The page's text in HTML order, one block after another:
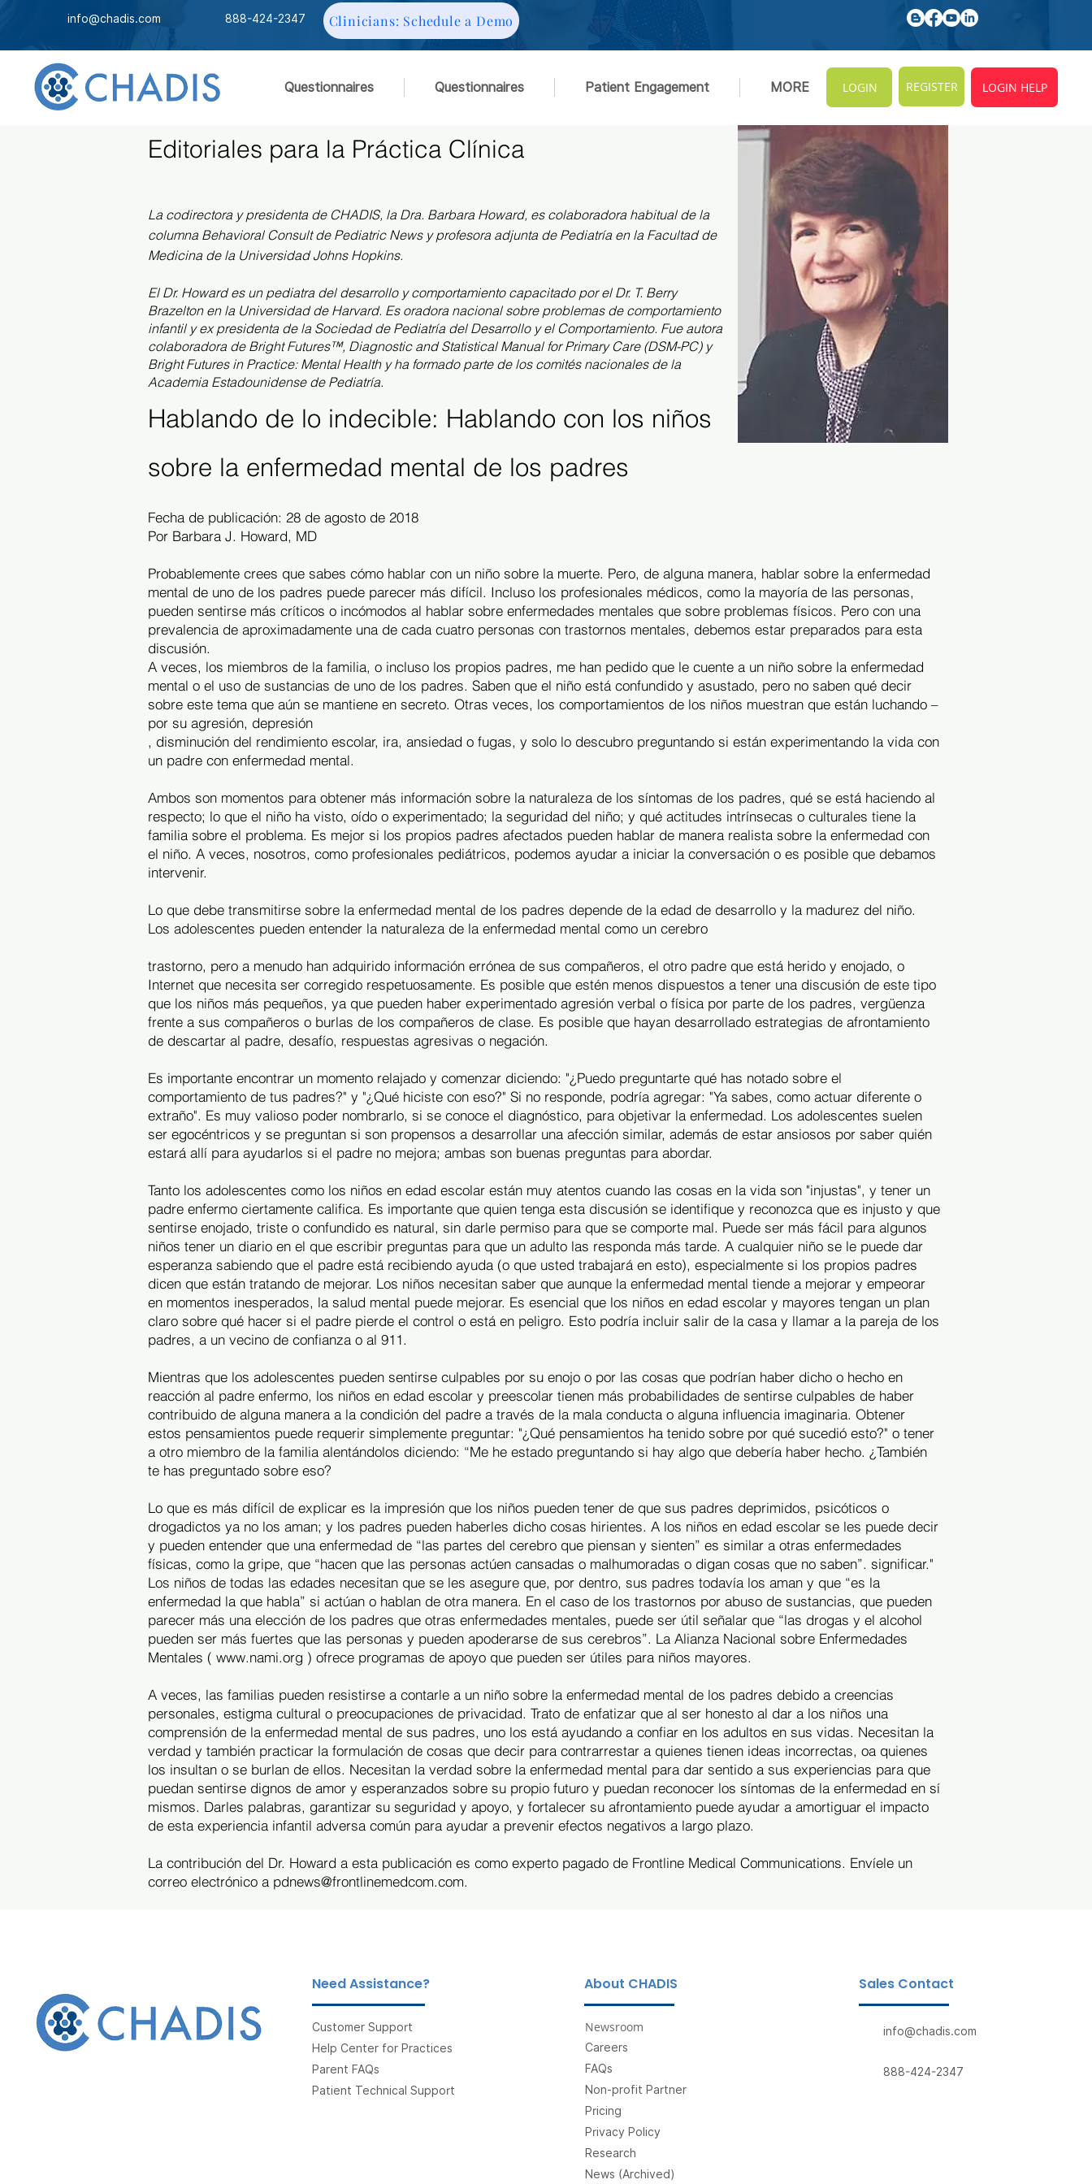
info@chadis.com 888-424-2347 Clinicians: Schedule a Demo
Questionnaires Questionnaires Patient Engagement MORE LOGIN REGISTER LOGIN HELP
Editoriales para la Práctica Clínica
La codirectora y presidenta de CHADIS, la Dra. Barbara Howard, es colaboradora habitual de la
columna Behavioral Consult de Pediatric News y profesora adjunta de Pediatría en la Facultad de
Medicina de la Universidad Johns Hopkins.
El Dr. Howard es un pediatra del desarrollo y comportamiento capacitado por el Dr. T. Berry
Brazelton en la Universidad de Harvard. Es oradora nacional sobre problemas de comportamiento
infantil y ex presidenta de la Sociedad de Pediatría del Desarrollo y el Comportamiento. Fue autora
colaboradora de Bright Futures™, Diagnostic and Statistical Manual for Primary Care (DSM-PC) y
Bright Futures in Practice: Mental Health y ha formado parte de los comités nacionales de la
Academia Estadounidense de Pediatría.
Hablando de lo indecible: Hablando con los niños
sobre la enfermedad mental de los padres
Fecha de publicación: 28 de agosto de 2018
Por Barbara J. Howard, MD
Probablemente crees que sabes cómo hablar con un niño sobre la muerte. Pero, de alguna manera, hablar sobre la enfermedad
mental de uno de los padres puede parecer más difícil. Incluso los profesionales médicos, como la mayoría de las personas,
pueden sentirse más críticos o incómodos al hablar sobre enfermedades mentales que sobre problemas físicos. Pero con una
prevalencia de aproximadamente una de cada cuatro personas con trastornos mentales, debemos estar preparados para esta
discusión.
A veces, los miembros de la familia, o incluso los propios padres, me han pedido que le cuente a un niño sobre la enfermedad
mental o el uso de sustancias de uno de los padres. Saben que el niño está confundido y asustado, pero no saben qué decir
sobre este tema que aún se mantiene en secreto. Otras veces, los comportamientos de los niños muestran que están luchando –
por su agresión, depresión
, disminución del rendimiento escolar, ira, ansiedad o fugas, y solo lo descubro preguntando si están experimentando la vida con
un padre con enfermedad mental.
Ambos son momentos para obtener más información sobre la naturaleza de los síntomas de los padres, qué se está haciendo al
respecto; lo que el niño ha visto, oído o experimentado; la seguridad del niño; y qué actitudes intrínsecas o culturales tiene la
familia sobre el problema. Es mejor si los propios padres afectados pueden hablar de manera realista sobre la enfermedad con
el niño. A veces, nosotros, como profesionales pediátricos, podemos ayudar a iniciar la conversación o es posible que debamos
intervenir.
Lo que debe transmitirse sobre la enfermedad mental de los padres depende de la edad de desarrollo y la madurez del niño.
Los adolescentes pueden entender la naturaleza de la enfermedad mental como un cerebro
trastorno, pero a menudo han adquirido información errónea de sus compañeros, el otro padre que está herido y enojado, o
Internet que necesita ser corregido respetuosamente. Es posible que estén menos dispuestos a tener una discusión de este tipo
que los niños más pequeños, ya que pueden haber experimentado agresión verbal o física por parte de los padres, vergüenza
frente a sus compañeros o burlas de los compañeros de clase. Es posible que hayan desarrollado estrategias de afrontamiento
de descartar al padre, desafío, respuestas agresivas o negación.
Es importante encontrar un momento relajado y comenzar diciendo: "¿Puedo preguntarte qué has notado sobre el
comportamiento de tus padres?" y "¿Qué hiciste con eso?" Si no responde, podría agregar: "Ya sabes, como actuar diferente o
extraño". Es muy valioso poder nombrarlo, si se conoce el diagnóstico, para objetivar la enfermedad. Los adolescentes suelen
ser egocéntricos y se preguntan si son propensos a desarrollar una afección similar, además de estar ansiosos por saber quién
estará allí para ayudarlos si el padre no mejora; ambas son buenas preguntas para abordar.
Tanto los adolescentes como los niños en edad escolar están muy atentos cuando las cosas en la vida son "injustas", y tener un
padre enfermo ciertamente califica. Es importante que quien tenga esta discusión se identifique y reconozca que es injusto y que
sentirse enojado, triste o confundido es natural, sin darle permiso para que se comporte mal. Puede ser más fácil para algunos
niños tener un diario en el que escribir preguntas para que un adulto las responda más tarde. A cualquier niño se le puede dar
esperanza sabiendo que el padre está recibiendo ayuda (o que usted trabajará en esto), especialmente si los propios padres
dicen que están tratando de mejorar. Los niños necesitan saber que aunque la enfermedad mental tiende a mejorar y empeorar
en momentos inesperados, la salud mental puede mejorar. Es esencial que los niños en edad escolar y mayores tengan un plan
claro sobre qué hacer si el padre pierde el control o está en peligro. Esto podría incluir salir de la casa y llamar a la pareja de los
padres, a un vecino de confianza o al 911.
Mientras que los adolescentes pueden sentirse culpables por su enojo o por las cosas que podrían haber dicho o hecho en
reacción al padre enfermo, los niños en edad escolar y preescolar tienen más probabilidades de sentirse culpables de haber
contribuido de alguna manera a la condición del padre a través de la mala conducta o alguna influencia imaginaria. Obtener
estos pensamientos puede requerir simplemente preguntar: "¿Qué pensamientos ha tenido sobre por qué sucedió esto?" o tener
a otro miembro de la familia alentándolos diciendo: “Me he estado preguntando si hay algo que debería haber hecho. ¿También
te has preguntado sobre eso?
Lo que es más difícil de explicar es la impresión que los niños pueden tener de que sus padres deprimidos, psicóticos o
drogadictos ya no los aman; y los padres pueden haberles dicho cosas hirientes. A los niños en edad escolar se les puede decir
y pueden entender que una enfermedad de “las partes del cerebro que piensan y sienten” es similar a otras enfermedades
físicas, como la gripe, que “hacen que las personas actúen cansadas o malhumoradas o digan cosas que no saben”. significar."
Los niños de todas las edades necesitan que se les asegure que, por dentro, sus padres todavía los aman y que “es la
enfermedad la que habla” si actúan o hablan de otra manera. En el caso de los trastornos por abuso de sustancias, que pueden
parecer más una elección de los padres que otras enfermedades mentales, puede ser útil señalar que “las drogas y el alcohol
pueden ser más fuertes que las personas y pueden apoderarse de sus cerebros”. La Alianza Nacional sobre Enfermedades
Mentales ( www.nami.org ) ofrece programas de apoyo que pueden ser útiles para niños mayores.
A veces, las familias pueden resistirse a contarle a un niño sobre la enfermedad mental de los padres debido a creencias
personales, estigma cultural o preocupaciones de privacidad. Trato de enfatizar que al ser honesto al dar a los niños una
comprensión de la enfermedad mental de sus padres, uno los está ayudando a confiar en los adultos en sus vidas. Necesitan la
verdad y también practicar la formulación de cosas que decir para contrarrestar a quienes tienen ideas incorrectas, oa quienes
los insultan o se burlan de ellos. Necesitan la verdad sobre la enfermedad mental para dar sentido a sus experiencias para que
puedan sentirse dignos de amor y esperanzados sobre su propio futuro y puedan reconocer los síntomas de la enfermedad en sí
mismos. Darles palabras, garantizar su seguridad y apoyo, y fortalecer su afrontamiento puede ayudar a amortiguar el impacto
de esta experiencia infantil adversa común para ayudar a prevenir efectos negativos a largo plazo.
La contribución del Dr. Howard a esta publicación es como experto pagado de Frontline Medical Communications. Envíele un
correo electrónico a pdnews@frontlinemedcom.com.
Need Assistance?
Customer Support
Help Center for Practices
Parent FAQs
Patient Technical Support
About CHADIS
Newsroom
Careers
FAQs
Non-profit Partner
Pricing
Privacy Policy
Research
News (Archived)
Sales Contact
info@chadis.com
888-424-2347